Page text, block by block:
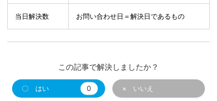
当日解決数 お問い合わせ日＝解決日であるもの
この記事で解決しましたか？
〇 はい 0 × いいえ